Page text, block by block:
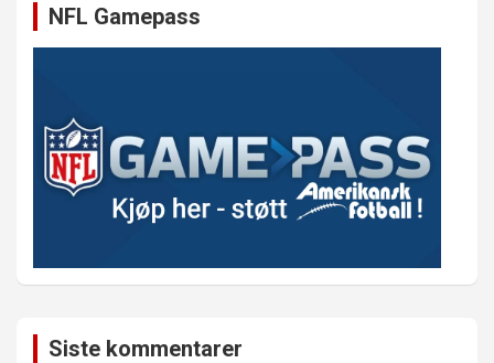
NFL Gamepass
Siste kommentarer